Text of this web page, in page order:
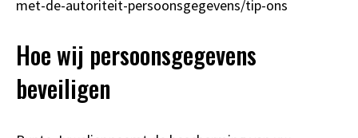
met-de-autoriteit-persoonsgegevens/tip-ons
Hoe wij persoonsgegevens
beveiligen